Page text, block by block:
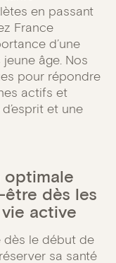
en passant
France
d’une
âge. Nos
pour répondre
actifs et
et une
dès les
active
dès le début de
sa santé